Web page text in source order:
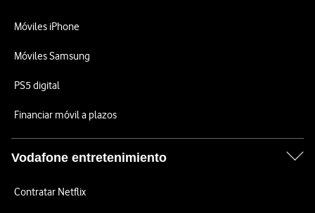
Móviles iPhone
Móviles Samsung
PS5 digital
Financiar móvil a plazos
Vodafone entretenimiento
Contratar Netflix